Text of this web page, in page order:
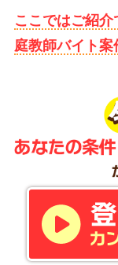
ここではご紹
庭教師バイト案